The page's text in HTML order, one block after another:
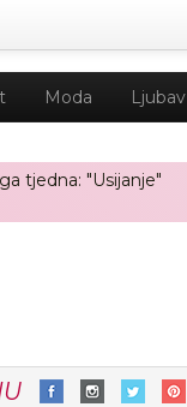
Moda Ljubav
tjedna: "Usijanje"